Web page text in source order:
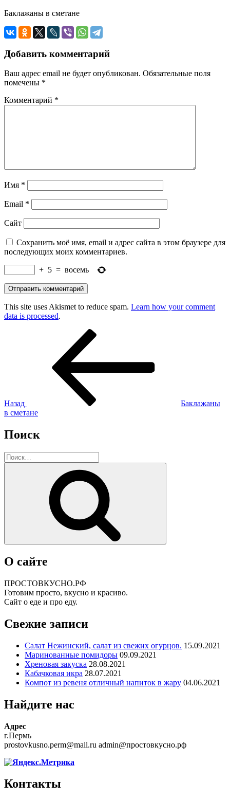
Баклажаны в сметане
Добавить комментарий
Ваш адрес email не будет опубликован. Обязательные поля
помечены *
Комментарий *
Имя *
Email *
Сайт
Сохранить моё имя, email и адрес сайта в этом браузере для
последующих моих комментариев.
+ 5 = восемь
This site uses Akismet to reduce spam. Learn how your comment
data is processed.
Назад
Баклажаны
в сметане
Поиск
Искать:
О сайте
ПРОСТОВКУСНО.РФ
Готовим просто, вкусно и красиво.
Сайт о еде и про еду.
Свежие записи
Салат Нежинский, салат из свежих огурцов. 15.09.2021
Маринованные помидоры 09.09.2021
Хреновая закуска 28.08.2021
Кабачковая икра 28.07.2021
Компот из ревеня отличный напиток в жару 04.06.2021
Найдите нас
Адрес
г.Пермь
prostovkusno.perm@mail.ru admin@простовкусно.рф
Контакты